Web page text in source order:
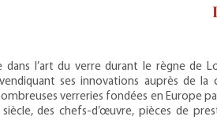
l’art du verre durant le règne de
ses innovations auprès de
verreries fondées en Europe
des chefs-d’œuvre, pièces de